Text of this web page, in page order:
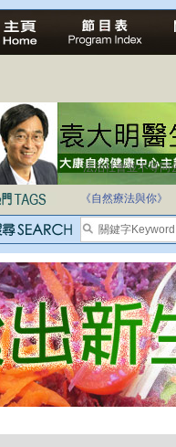
法治社會並不等同
自家教育合法化-
《自然療法與你》